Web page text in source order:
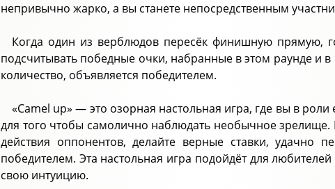
непривычно жарко, а вы станете непосредственным
Когда один из верблюдов пересёк финишную прямую,
подсчитывать победные очки, набранные в этом раунде и
количество, объявляется победителем.
«Camel up» — это озорная настольная игра, где вы в
для того чтобы самолично наблюдать необычное зрелище.
действия оппонентов, делайте верные ставки, удачно
победителем. Эта настольная игра подойдёт для
свою интуицию.